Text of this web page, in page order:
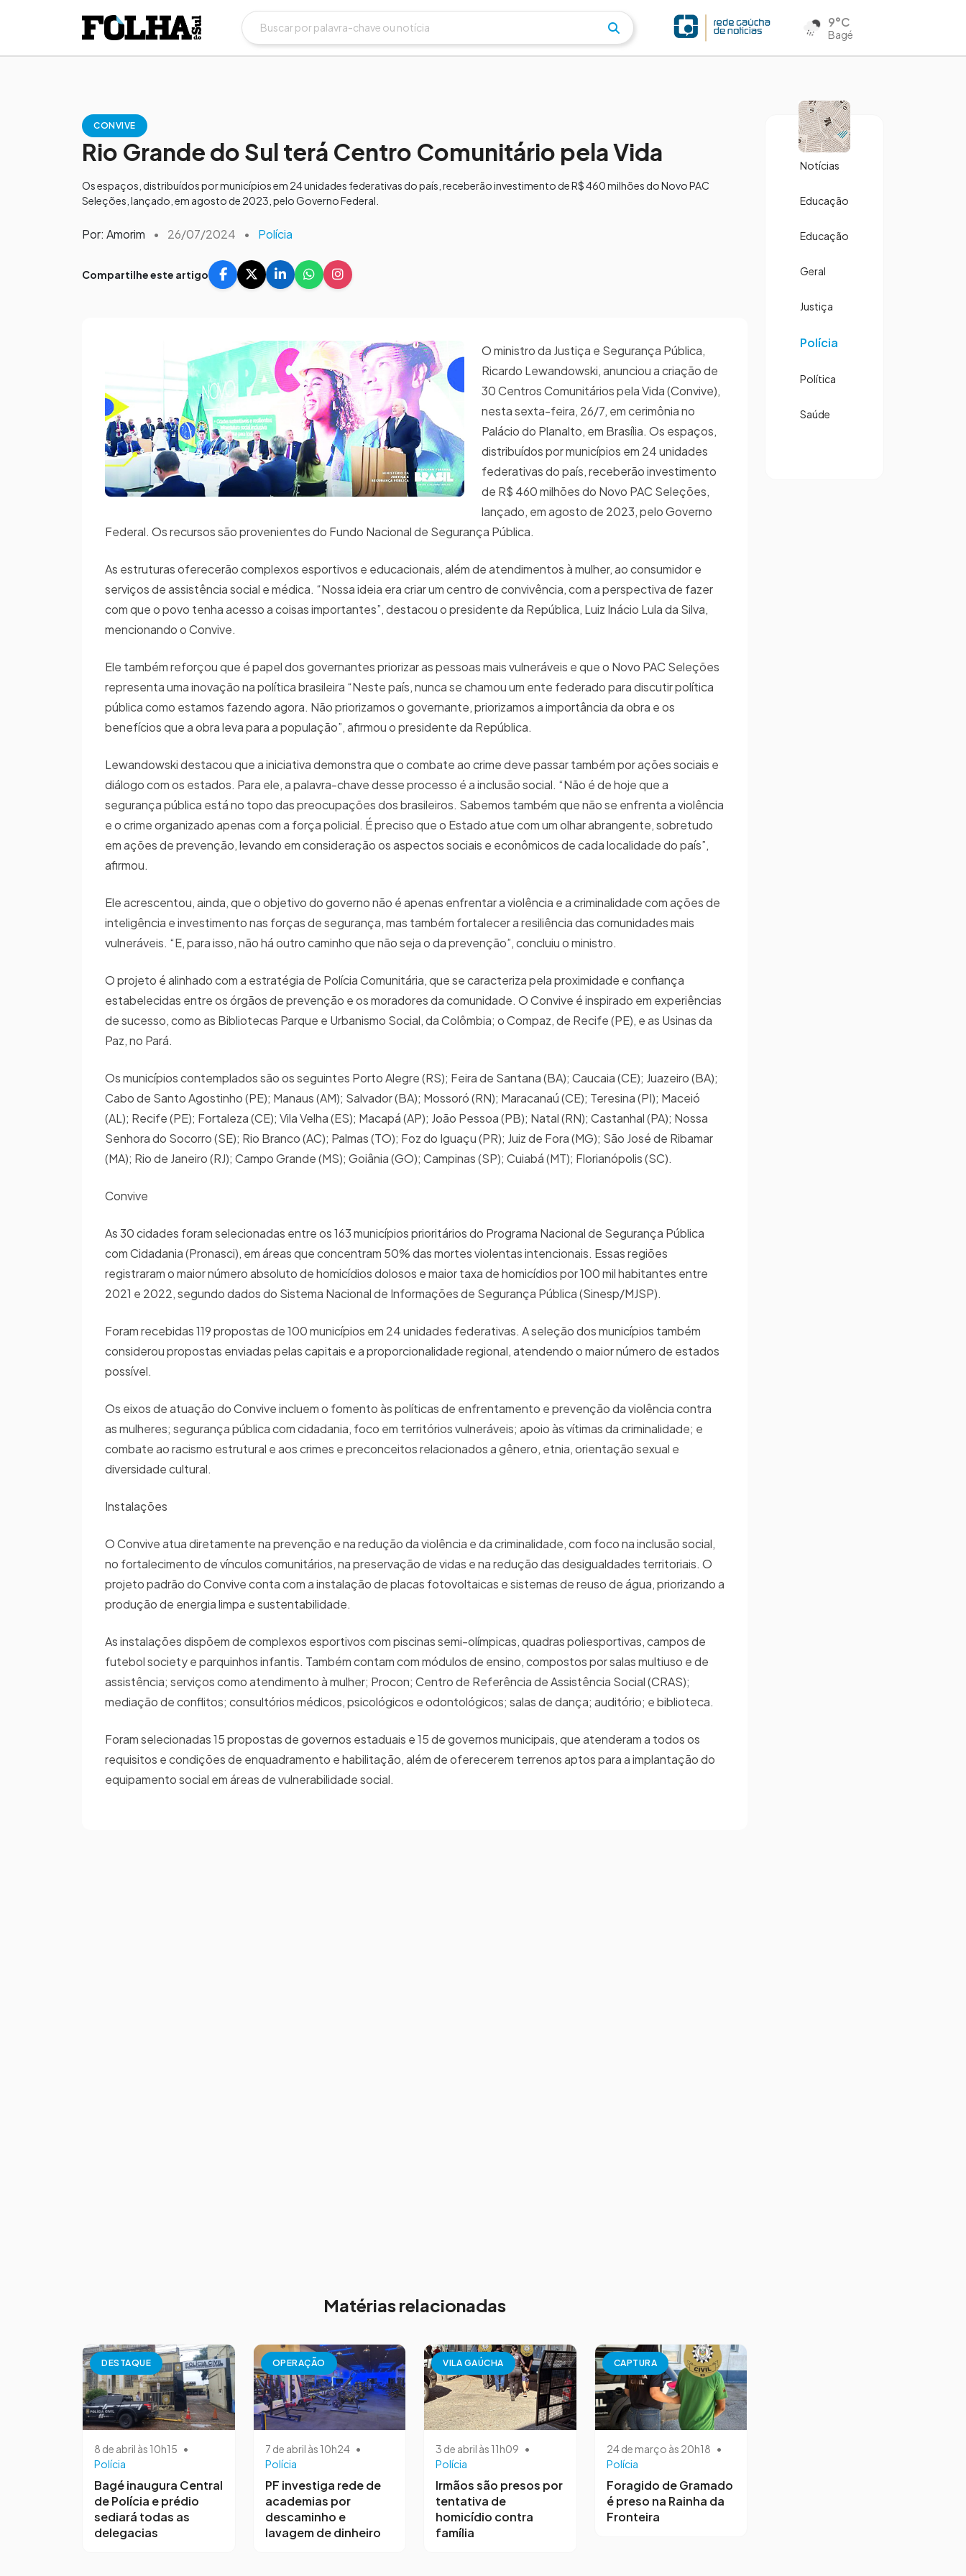
9°C
Bagé
CONVIVE
Rio Grande do Sul terá Centro Comunitário pela Vida
Os espaços, distribuídos por municípios em 24 unidades federativas do país, receberão investimento de R$ 460 milhões do Novo PAC
Seleções, lançado, em agosto de 2023, pelo Governo Federal.
Por: Amorim • 26/07/2024 • Polícia
Compartilhe este artigo
O ministro da Justiça e Segurança Pública,
Ricardo Lewandowski, anunciou a criação de
30 Centros Comunitários pela Vida (Convive),
nesta sexta-feira, 26/7, em cerimônia no
Palácio do Planalto, em Brasília. Os espaços,
distribuídos por municípios em 24 unidades
federativas do país, receberão investimento
de R$ 460 milhões do Novo PAC Seleções,
lançado, em agosto de 2023, pelo Governo
Federal. Os recursos são provenientes do Fundo Nacional de Segurança Pública.
As estruturas oferecerão complexos esportivos e educacionais, além de atendimentos à mulher, ao consumidor e
serviços de assistência social e médica. “Nossa ideia era criar um centro de convivência, com a perspectiva de fazer
com que o povo tenha acesso a coisas importantes”, destacou o presidente da República, Luiz Inácio Lula da Silva,
mencionando o Convive.
Ele também reforçou que é papel dos governantes priorizar as pessoas mais vulneráveis e que o Novo PAC Seleções
representa uma inovação na política brasileira “Neste país, nunca se chamou um ente federado para discutir política
pública como estamos fazendo agora. Não priorizamos o governante, priorizamos a importância da obra e os
benefícios que a obra leva para a população”, afirmou o presidente da República.
Lewandowski destacou que a iniciativa demonstra que o combate ao crime deve passar também por ações sociais e
diálogo com os estados. Para ele, a palavra-chave desse processo é a inclusão social. “Não é de hoje que a
segurança pública está no topo das preocupações dos brasileiros. Sabemos também que não se enfrenta a violência
e o crime organizado apenas com a força policial. É preciso que o Estado atue com um olhar abrangente, sobretudo
em ações de prevenção, levando em consideração os aspectos sociais e econômicos de cada localidade do país”,
afirmou.
Ele acrescentou, ainda, que o objetivo do governo não é apenas enfrentar a violência e a criminalidade com ações de
inteligência e investimento nas forças de segurança, mas também fortalecer a resiliência das comunidades mais
vulneráveis. “E, para isso, não há outro caminho que não seja o da prevenção”, concluiu o ministro.
O projeto é alinhado com a estratégia de Polícia Comunitária, que se caracteriza pela proximidade e confiança
estabelecidas entre os órgãos de prevenção e os moradores da comunidade. O Convive é inspirado em experiências
de sucesso, como as Bibliotecas Parque e Urbanismo Social, da Colômbia; o Compaz, de Recife (PE), e as Usinas da
Paz, no Pará.
Os municípios contemplados são os seguintes Porto Alegre (RS); Feira de Santana (BA); Caucaia (CE); Juazeiro (BA);
Cabo de Santo Agostinho (PE); Manaus (AM); Salvador (BA); Mossoró (RN); Maracanaú (CE); Teresina (PI); Maceió
(AL); Recife (PE); Fortaleza (CE); Vila Velha (ES); Macapá (AP); João Pessoa (PB); Natal (RN); Castanhal (PA); Nossa
Senhora do Socorro (SE); Rio Branco (AC); Palmas (TO); Foz do Iguaçu (PR); Juiz de Fora (MG); São José de Ribamar
(MA); Rio de Janeiro (RJ); Campo Grande (MS); Goiânia (GO); Campinas (SP); Cuiabá (MT); Florianópolis (SC).
Convive
As 30 cidades foram selecionadas entre os 163 municípios prioritários do Programa Nacional de Segurança Pública
com Cidadania (Pronasci), em áreas que concentram 50% das mortes violentas intencionais. Essas regiões
registraram o maior número absoluto de homicídios dolosos e maior taxa de homicídios por 100 mil habitantes entre
2021 e 2022, segundo dados do Sistema Nacional de Informações de Segurança Pública (Sinesp/MJSP).
Foram recebidas 119 propostas de 100 municípios em 24 unidades federativas. A seleção dos municípios também
considerou propostas enviadas pelas capitais e a proporcionalidade regional, atendendo o maior número de estados
possível.
Os eixos de atuação do Convive incluem o fomento às políticas de enfrentamento e prevenção da violência contra
as mulheres; segurança pública com cidadania, foco em territórios vulneráveis; apoio às vítimas da criminalidade; e
combate ao racismo estrutural e aos crimes e preconceitos relacionados a gênero, etnia, orientação sexual e
diversidade cultural.
Instalações
O Convive atua diretamente na prevenção e na redução da violência e da criminalidade, com foco na inclusão social,
no fortalecimento de vínculos comunitários, na preservação de vidas e na redução das desigualdades territoriais. O
projeto padrão do Convive conta com a instalação de placas fotovoltaicas e sistemas de reuso de água, priorizando a
produção de energia limpa e sustentabilidade.
As instalações dispõem de complexos esportivos com piscinas semi-olímpicas, quadras poliesportivas, campos de
futebol society e parquinhos infantis. Também contam com módulos de ensino, compostos por salas multiuso e de
assistência; serviços como atendimento à mulher; Procon; Centro de Referência de Assistência Social (CRAS);
mediação de conflitos; consultórios médicos, psicológicos e odontológicos; salas de dança; auditório; e biblioteca.
Foram selecionadas 15 propostas de governos estaduais e 15 de governos municipais, que atenderam a todos os
requisitos e condições de enquadramento e habilitação, além de oferecerem terrenos aptos para a implantação do
equipamento social em áreas de vulnerabilidade social.
Matérias relacionadas
DESTAQUE
8 de abril às 10h15 •
Polícia
Bagé inaugura Central
de Polícia e prédio
sediará todas as
delegacias
OPERAÇÃO
7 de abril às 10h24 •
Polícia
PF investiga rede de
academias por
descaminho e
lavagem de dinheiro
VILA GAÚCHA
3 de abril às 11h09 •
Polícia
Irmãos são presos por
tentativa de
homicídio contra
família
CAPTURA
24 de março às 20h18 •
Polícia
Foragido de Gramado
é preso na Rainha da
Fronteira
Notícias
Educação
Educação
Geral
Justiça
Polícia
Política
Saúde